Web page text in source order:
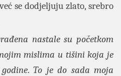
se dodjeljuju zlato, srebro
nastale su početkom
mislima u tišini koja je
.To je do sada moja